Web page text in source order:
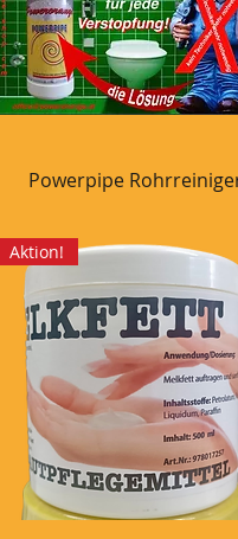
Schnellansicht
Powerpipe
Aktion!